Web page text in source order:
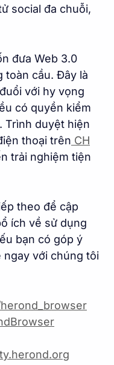
social đa chuỗi,
đưa Web 3.0
toàn cầu. Đây là
với hy vọng
có quyền kiểm
Trình duyệt hiện
thoại trên CH
trải nghiệm tiện
theo để cập
ích về sử dụng
bạn có góp ý
ngay với chúng tôi
r
g